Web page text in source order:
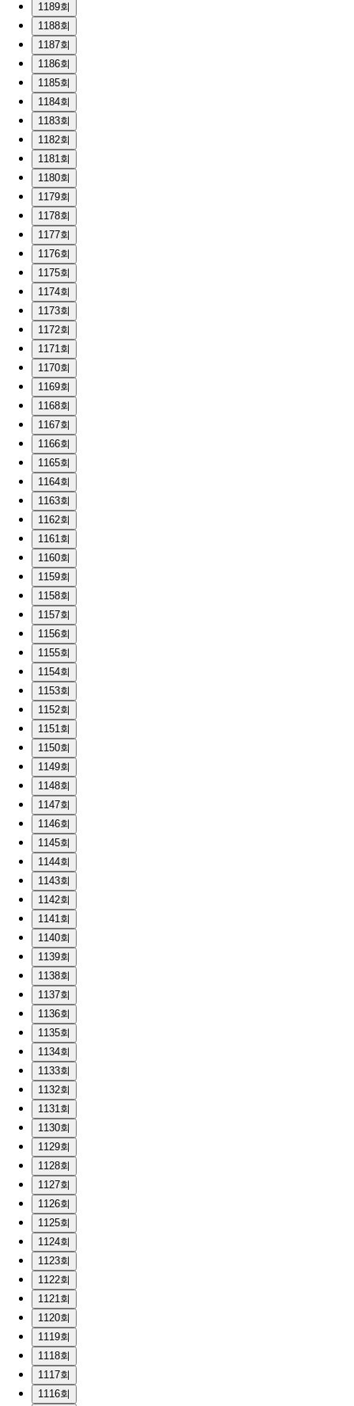
1189회
1188회
1187회
1186회
1185회
1184회
1183회
1182회
1181회
1180회
1179회
1178회
1177회
1176회
1175회
1174회
1173회
1172회
1171회
1170회
1169회
1168회
1167회
1166회
1165회
1164회
1163회
1162회
1161회
1160회
1159회
1158회
1157회
1156회
1155회
1154회
1153회
1152회
1151회
1150회
1149회
1148회
1147회
1146회
1145회
1144회
1143회
1142회
1141회
1140회
1139회
1138회
1137회
1136회
1135회
1134회
1133회
1132회
1131회
1130회
1129회
1128회
1127회
1126회
1125회
1124회
1123회
1122회
1121회
1120회
1119회
1118회
1117회
1116회